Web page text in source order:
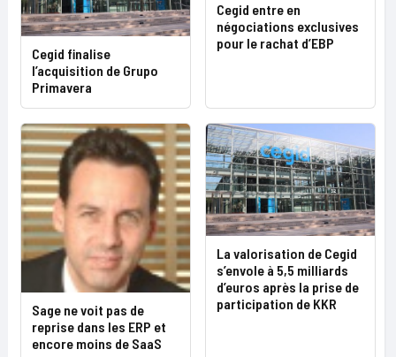
Cegid finalise
l’acquisition de Grupo
Primavera
Cegid entre en
négociations exclusives
pour le rachat d’EBP
Sage ne voit pas de
reprise dans les ERP et
encore moins de SaaS
La valorisation de Cegid
s’envole à 5,5 milliards
d’euros après la prise de
participation de KKR